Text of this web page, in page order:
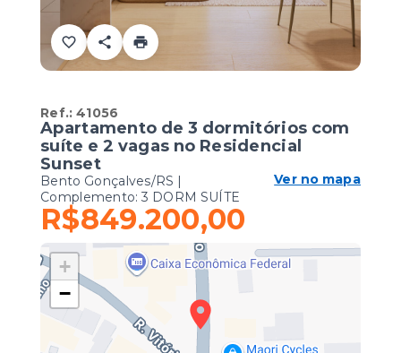
Ref.:41056
Apartamento de 3 dormitórios com
suíte e 2 vagas no Residencial
Sunset
Bento Gonçalves/RS |
Complemento: 3 DORM SUÍTE
Ver no mapa
R$849.200,00
+
−